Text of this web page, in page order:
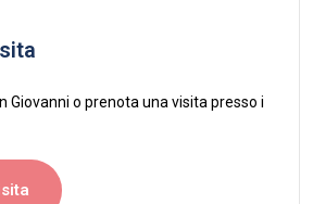
Giovanni o prenota una visita presso i